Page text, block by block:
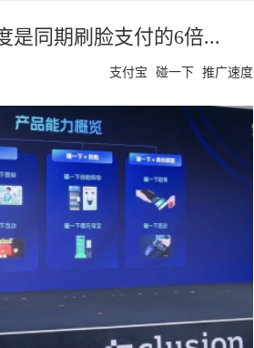
是同期刷脸支付的6倍...
支付宝 碰一下 推广速度